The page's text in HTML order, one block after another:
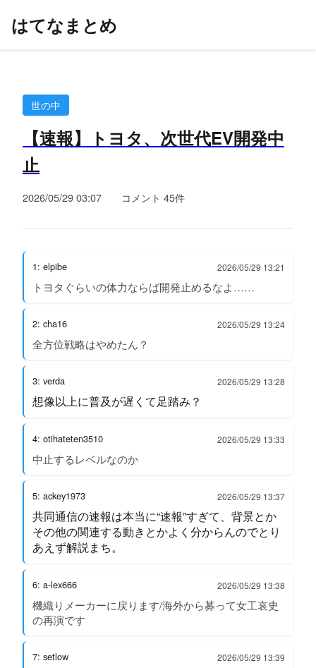
はてなまとめ
世の中
【速報】トヨタ、次世代EV開発中
止
2026/05/29 03:07 コメント 45件
1: elpibe 2026/05/29 13:21
トヨタぐらいの体力ならば開発止めるなよ……
2: cha16 2026/05/29 13:24
全方位戦略はやめたん？
3: verda 2026/05/29 13:28
想像以上に普及が遅くて足踏み？
4: otihateten3510 2026/05/29 13:33
中止するレベルなのか
5: ackey1973 2026/05/29 13:37
共同通信の速報は本当に“速報”すぎて、背景とか
その他の関連する動きとかよく分からんのでとり
あえず解説まち。
6: a-lex666 2026/05/29 13:38
機織りメーカーに戻ります/海外から募って女工哀史
の再演です
7: setlow 2026/05/29 13:39